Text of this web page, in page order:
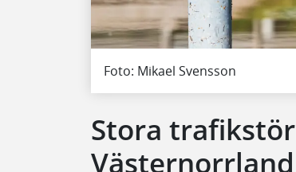
Foto: Mikael Svensson
Stora